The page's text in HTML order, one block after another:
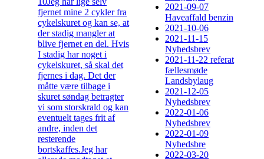
fjernet mine 2 cykler fra
cykelskuret og kan se, at
der stadig mangler at
blive fjernet en del. Hvis
I stadig har noget i
cykelskuret, så skal det
fjernes i dag. Det der
måtte være tilbage i
skuret søndag betragter
vi som storskrald og kan
eventuelt tages frit af
andre, inden det
resterende
bortskaffes.Jeg har
2021-09-07
Haveaffald benzin
2021-10-06
2021-11-15
Nyhedsbrev
2021-11-22 referat
fællesmøde
Landsbylaug
2021-12-05
Nyhedsbrev
2022-01-06
Nyhedsbrev
2022-01-09
Nyhedsbre
2022-03-20